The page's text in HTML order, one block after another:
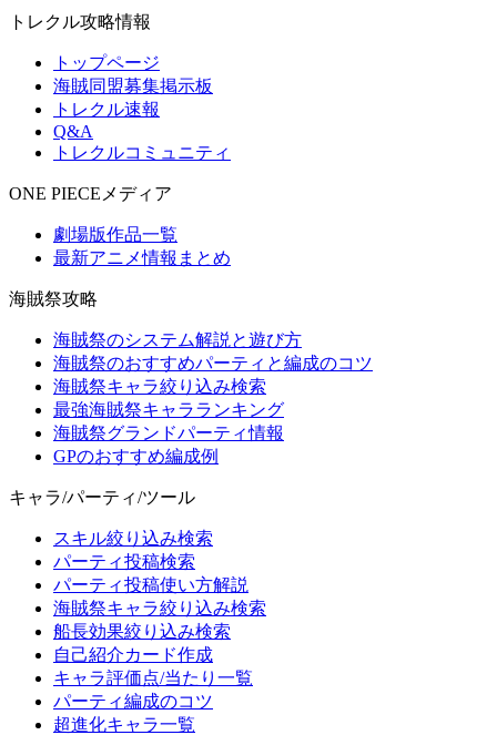
トレクル攻略情報
トップページ
海賊同盟募集掲示板
トレクル速報
Q&A
トレクルコミュニティ
ONE PIECEメディア
劇場版作品一覧
最新アニメ情報まとめ
海賊祭攻略
海賊祭のシステム解説と遊び方
海賊祭のおすすめパーティと編成のコツ
海賊祭キャラ絞り込み検索
最強海賊祭キャラランキング
海賊祭グランドパーティ情報
GPのおすすめ編成例
キャラ/パーティ/ツール
スキル絞り込み検索
パーティ投稿検索
パーティ投稿使い方解説
海賊祭キャラ絞り込み検索
船長効果絞り込み検索
自己紹介カード作成
キャラ評価点/当たり一覧
パーティ編成のコツ
超進化キャラ一覧